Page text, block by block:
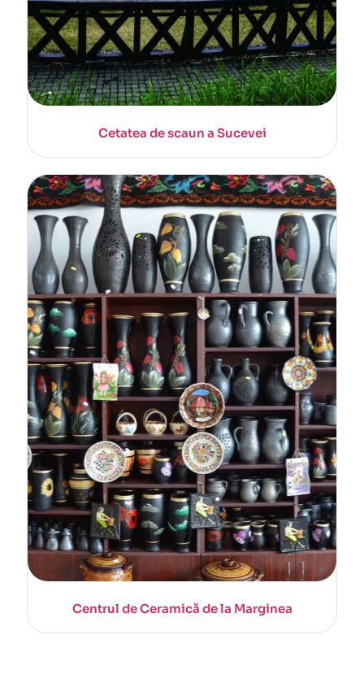
Cetatea de scaun a Sucevei
Centrul de Ceramică de la Marginea